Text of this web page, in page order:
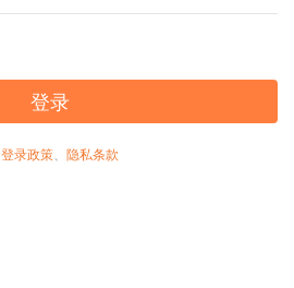
登录
登录政策、 隐私条款